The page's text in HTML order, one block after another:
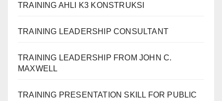
TRAINING AHLI K3 KONSTRUKSI
TRAINING LEADERSHIP CONSULTANT
TRAINING LEADERSHIP FROM JOHN C.
MAXWELL
TRAINING PRESENTATION SKILL FOR PUBLIC